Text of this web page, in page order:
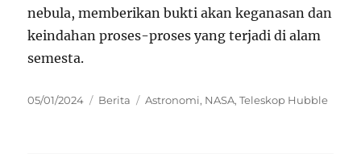
nebula, memberikan bukti akan keganasan dan
keindahan proses-proses yang terjadi di alam
semesta.
Posted
05/01/2024 Categories
Berita Tags
Astronomi, NASA,Teleskop Hubble